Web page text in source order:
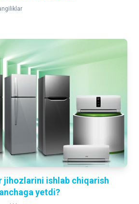
jihozlarini ishlab chiqarish
yetdi?